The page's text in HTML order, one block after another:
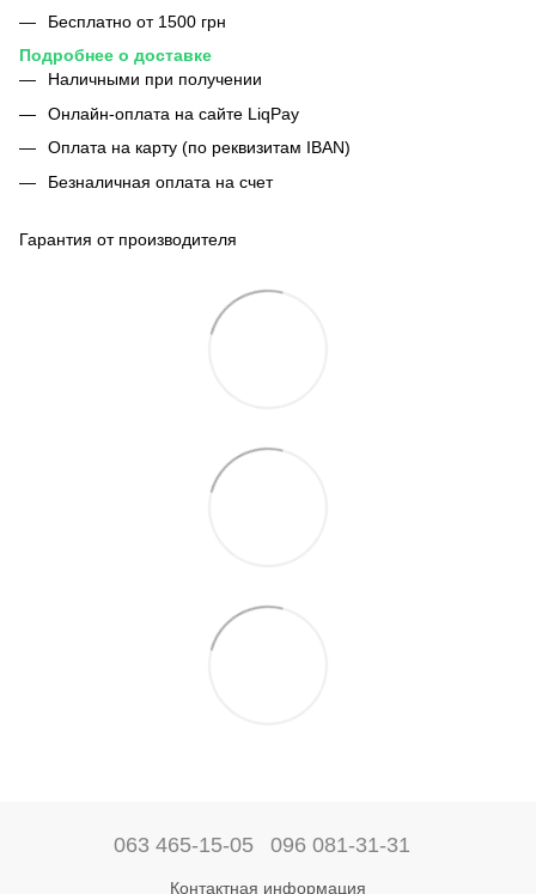
Бесплатно от 1500 грн
Подробнее о доставке
Наличными при получении
Онлайн-оплата на сайте LiqPay
Оплата на карту (по реквизитам IBAN)
Безналичная оплата на счет
Гарантия от производителя
063 465-15-05 096 081-31-31
Контактная информация